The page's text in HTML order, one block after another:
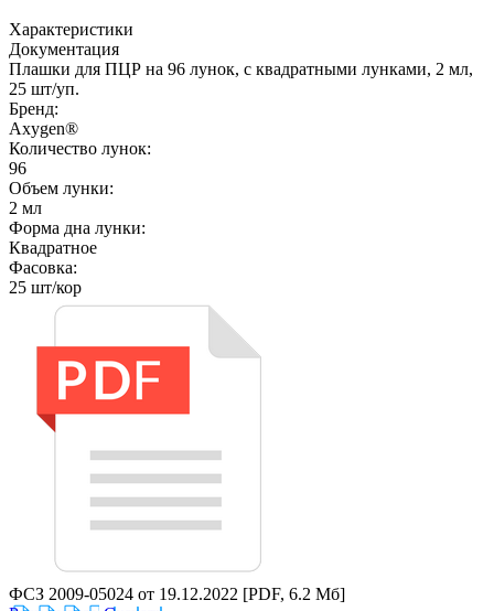
Характеристики
Документация
Плашки для ПЦР на 96 лунок, с квадратными лунками, 2 мл,
25 шт/уп.
Бренд:
Axygen®
Количество лунок:
96
Объем лунки:
2 мл
Форма дна лунки:
Квадратное
Фасовка:
25 шт/кор
ФСЗ 2009-05024 от 19.12.2022 [PDF, 6.2 Мб]